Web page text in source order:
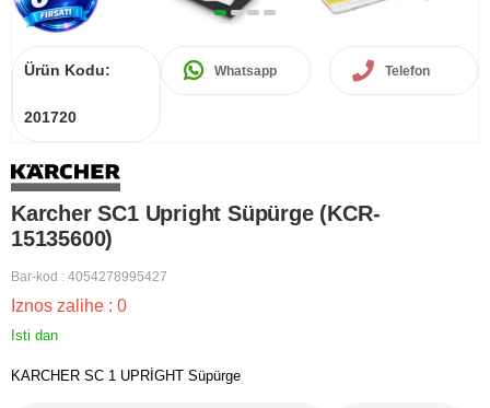
Ürün Kodu:
201720
Whatsapp Telefon
Karcher SC1 Upright Süpürge (KCR-
15135600)
Bar-kod : 4054278995427
Iznos zalihe : 0
Isti dan
KARCHER SC 1 UPRİGHT Süpürge